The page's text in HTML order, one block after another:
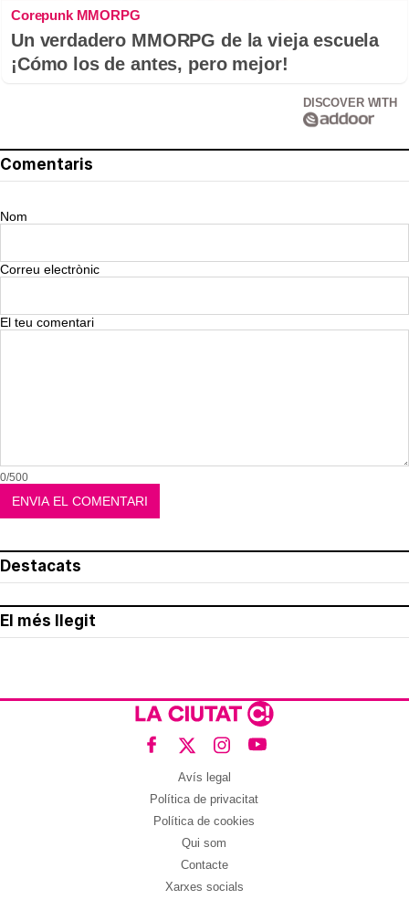
Corepunk MMORPG
Un verdadero MMORPG de la vieja escuela
¡Cómo los de antes, pero mejor!
DISCOVER WITH
Comentaris
Nom
Correu electrònic
El teu comentari
0/500
Destacats
El més llegit
Avís legal
Política de privacitat
Política de cookies
Qui som
Contacte
Xarxes socials